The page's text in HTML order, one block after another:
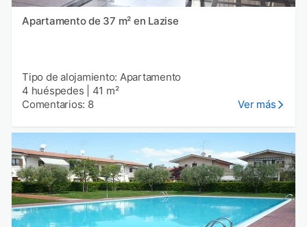
Apartamento de 37 m² en Lazise
Tipo de alojamiento: Apartamento
4 huéspedes
41 m²
Comentarios: 8
Ver más